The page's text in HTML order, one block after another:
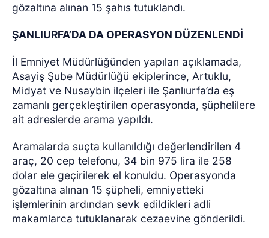
gözaltına alınan 15 şahıs tutuklandı.
ŞANLIURFA’DA DA OPERASYON DÜZENLENDİ
İl Emniyet Müdürlüğünden yapılan açıklamada,
Asayiş Şube Müdürlüğü ekiplerince, Artuklu,
Midyat ve Nusaybin ilçeleri ile Şanlıurfa’da eş
zamanlı gerçekleştirilen operasyonda, şüphelilere
ait adreslerde arama yapıldı.
Aramalarda suçta kullanıldığı değerlendirilen 4
araç, 20 cep telefonu, 34 bin 975 lira ile 258
dolar ele geçirilerek el konuldu. Operasyonda
gözaltına alınan 15 şüpheli, emniyetteki
işlemlerinin ardından sevk edildikleri adli
makamlarca tutuklanarak cezaevine gönderildi.